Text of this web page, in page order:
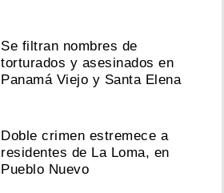
Se filtran nombres de
torturados y asesinados en
Panamá Viejo y Santa Elena
Doble crimen estremece a
residentes de La Loma, en
Pueblo Nuevo